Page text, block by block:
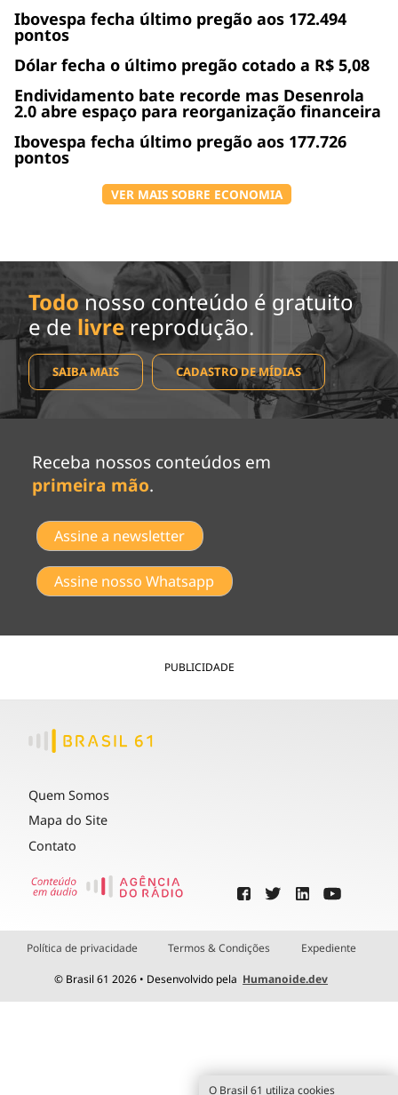
Ibovespa fecha último pregão aos 172.494
pontos
Dólar fecha o último pregão cotado a R$ 5,08
Endividamento bate recorde mas Desenrola
2.0 abre espaço para reorganização financeira
Ibovespa fecha último pregão aos 177.726
pontos
VER MAIS SOBRE ECONOMIA
Todo nosso conteúdo é gratuito
e de livrereprodução.
SAIBA MAIS CADASTRO DE MÍDIAS
Receba nossos conteúdos em
primeira mão.
Assine a newsletter
Assine nosso Whatsapp
PUBLICIDADE
Quem Somos
Mapa do Site
Contato
Política de privacidade Termos & Condições Expediente
© Brasil 61 2026 • Desenvolvido pela Humanoide.dev
O Brasil 61 utiliza cookies